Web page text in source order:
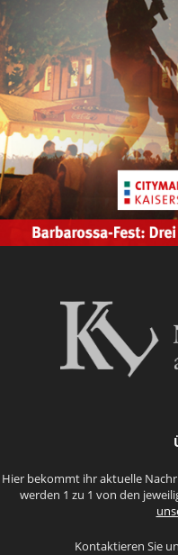
Hier bekommt ihr aktuelle
werden 1 zu 1 von den
Kontaktieren Sie